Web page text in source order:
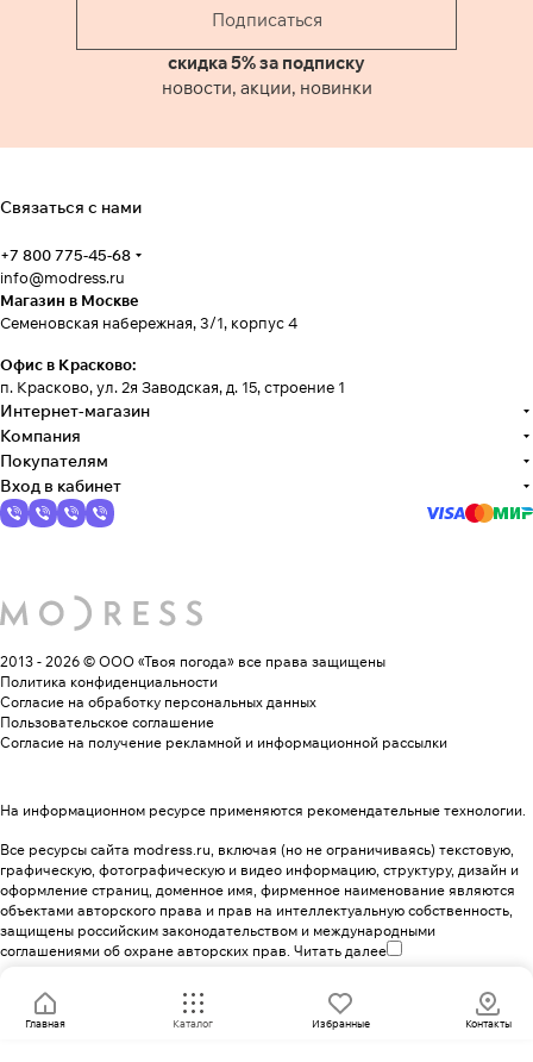
Подписаться
скидка 5% за подписку
новости, акции, новинки
Связаться с нами
+7 800 775-45-68
info@modress.ru
Магазин в Москве
Семеновская набережная, 3/1, корпус 4
Офис в Красково:
п. Красково, ул. 2я Заводская, д. 15, строение 1
Интернет-магазин
Компания
Покупателям
Вход в кабинет
2013 - 2026 © ООО «Твоя погода» все права защищены
Политика конфиденциальности
Согласие на обработку персональных данных
Пользовательское соглашение
Согласие на получение рекламной и информационной рассылки
На информационном ресурсе применяются рекомендательные технологии.
Все ресурсы сайта modress.ru, включая (но не ограничиваясь) текстовую,
графическую, фотографическую и видео информацию, структуру, дизайн и
оформление страниц, доменное имя, фирменное наименование являются
объектами авторского права и прав на интеллектуальную собственность,
защищены российским законодательством и международными
соглашениями об охране авторских прав. Читать далее
Главная Каталог Избранные Контакты